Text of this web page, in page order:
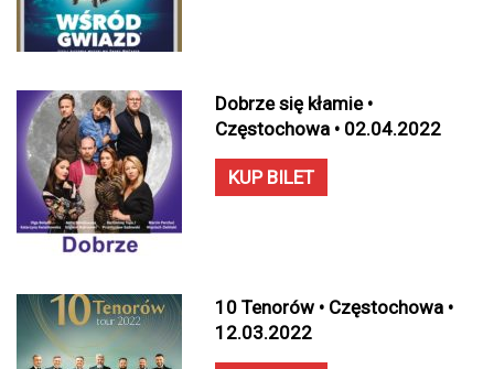
Dobrze się kłamie •
Częstochowa • 02.04.2022
KUP BILET
10 Tenorów • Częstochowa •
12.03.2022